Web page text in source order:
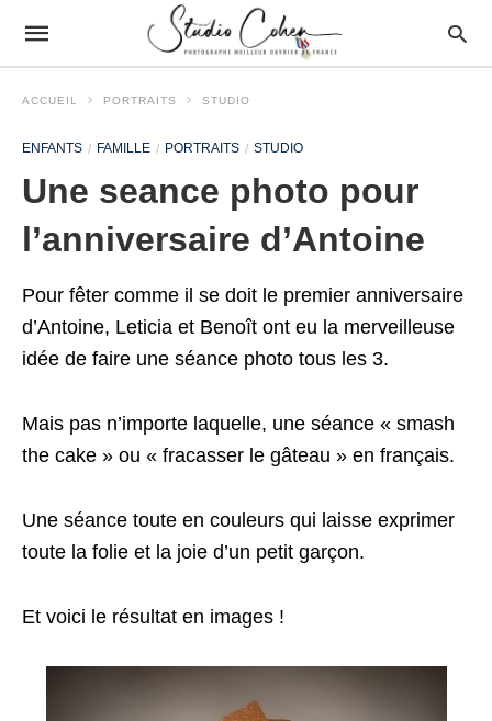
ACCUEIL PORTRAITS STUDIO
ENFANTS FAMILLE PORTRAITS STUDIO
Une seance photo pour
l’anniversaire d’Antoine
Pour fêter comme il se doit le premier anniversaire
d’Antoine, Leticia et Benoît ont eu la merveilleuse
idée de faire une séance photo tous les 3.
Mais pas n’importe laquelle, une séance « smash
the cake » ou « fracasser le gâteau » en français.
Une séance toute en couleurs qui laisse exprimer
toute la folie et la joie d’un petit garçon.
Et voici le résultat en images !